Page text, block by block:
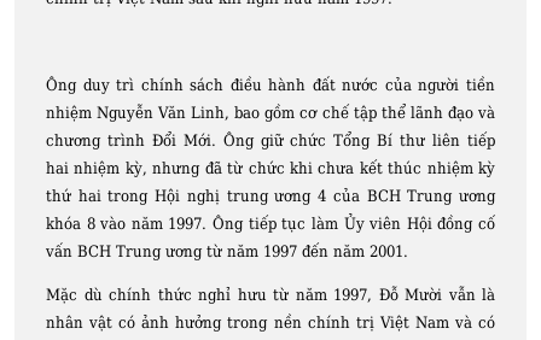
Ông duy trì chính sách điều hành đất nước của người tiền
nhiệm Nguyễn Văn Linh, bao gồm cơ chế tập thể lãnh đạo và
chương trình Đổi Mới. Ông giữ chức Tổng Bí thư liên tiếp
hai nhiệm kỳ, nhưng đã từ chức khi chưa kết thúc nhiệm kỳ
thứ hai trong Hội nghị trung ương 4 của BCH Trung ương
khóa 8 vào năm 1997. Ông tiếp tục làm Ủy viên Hội đồng cố
vấn BCH Trung ương từ năm 1997 đến năm 2001.
Mặc dù chính thức nghỉ hưu từ năm 1997, Đỗ Mười vẫn là
nhân vật có ảnh hưởng trong nền chính trị Việt Nam và có